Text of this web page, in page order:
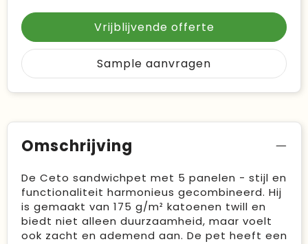
Vrijblijvende offerte
Sample aanvragen
Omschrijving
De Ceto sandwichpet met 5 panelen - stijl en
functionaliteit harmonieus gecombineerd. Hij
is gemaakt van 175 g/m² katoenen twill en
biedt niet alleen duurzaamheid, maar voelt
ook zacht en ademend aan. De pet heeft een